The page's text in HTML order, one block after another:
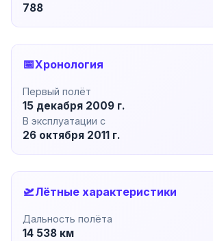
788
📅Хронология
Первый полёт
15 декабря 2009 г.
В эксплуатации с
26 октября 2011 г.
🛫Лётные характеристики
Дальность полёта
14 538 км